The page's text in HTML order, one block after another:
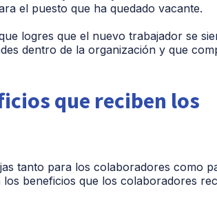
el puesto que ha quedado vacante.
logres que el nuevo trabajador se
dentro de la organización y que
que reciben los
tanto para los colaboradores como
beneficios que los colaboradores